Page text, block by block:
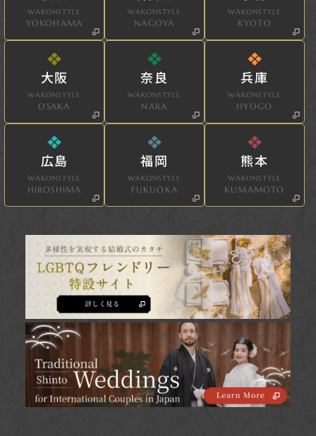
WAKONSTYLE
YOKOHAMA
WAKONSTYLE
NAGOYA
WAKONSTYLE
KYOTO
大阪
WAKONSTYLE
OSAKA
奈良
WAKONSTYLE
NARA
兵庫
WAKONSTYLE
HYOGO
広島
WAKONSTYLE
HIROSHIMA
福岡
WAKONSTYLE
FUKUOKA
熊本
WAKONSTYLE
KUMAMOTO